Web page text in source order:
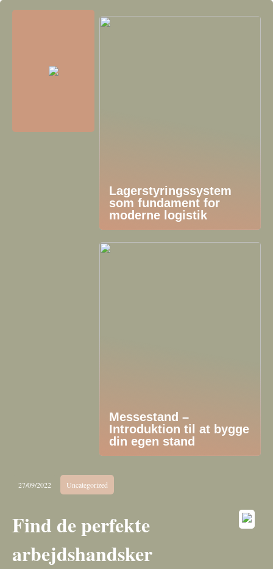
Lagerstyringssystem
som fundament for
moderne logistik
Messestand –
Introduktion til at bygge
din egen stand
27/09/2022 Uncategorized
Find de perfekte
arbejdshandsker